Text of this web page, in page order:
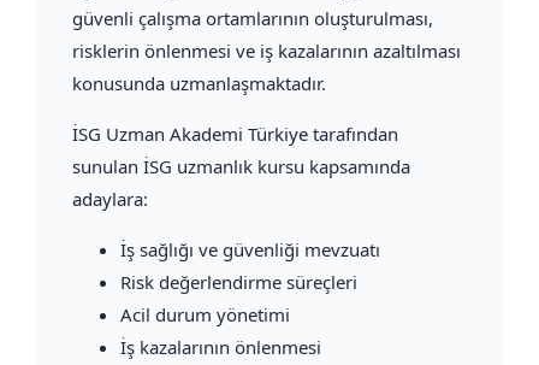
güvenli çalışma ortamlarının oluşturulması,
risklerin önlenmesi ve iş kazalarının azaltılması
konusunda uzmanlaşmaktadır.
İSG Uzman Akademi Türkiye tarafından
sunulan İSG uzmanlık kursu kapsamında
adaylara:
İş sağlığı ve güvenliği mevzuatı
Risk değerlendirme süreçleri
Acil durum yönetimi
İş kazalarının önlenmesi